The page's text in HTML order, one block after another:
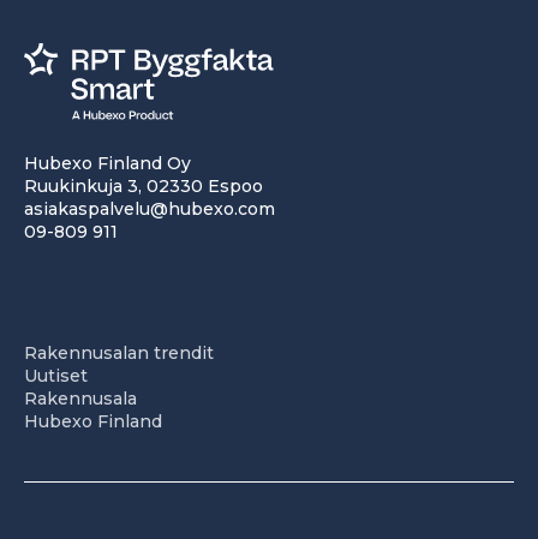
Hubexo Finland Oy
Ruukinkuja 3, 02330 Espoo
asiakaspalvelu@hubexo.com
09-809 911
Rakennusalan trendit
Uutiset
Rakennusala
Hubexo Finland